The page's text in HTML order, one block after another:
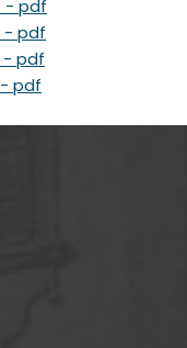
- pdf
- pdf
- pdf
- pdf